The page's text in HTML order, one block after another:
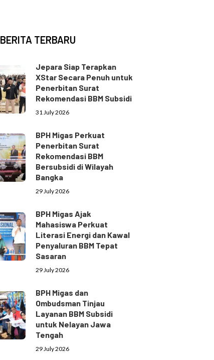
BERITA TERBARU
Jepara Siap Terapkan
XStar Secara Penuh untuk
Penerbitan Surat
Rekomendasi BBM Subsidi
31 July 2026
BPH Migas Perkuat
Penerbitan Surat
Rekomendasi BBM
Bersubsidi di Wilayah
Bangka
29 July 2026
BPH Migas Ajak
Mahasiswa Perkuat
Literasi Energi dan Kawal
Penyaluran BBM Tepat
Sasaran
29 July 2026
BPH Migas dan
Ombudsman Tinjau
Layanan BBM Subsidi
untuk Nelayan Jawa
Tengah
29 July 2026